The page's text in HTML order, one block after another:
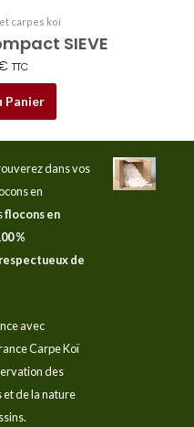
carpes koï
SIEVE
TTC
Panier
dans vos
en
flocons en
%
respectueux de
avec
Carpe Koï
des
de la nature